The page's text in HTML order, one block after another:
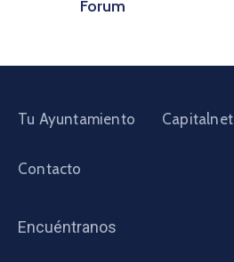
Forum
Tu Ayuntamiento Capitalnet
Contacto
Encuéntranos